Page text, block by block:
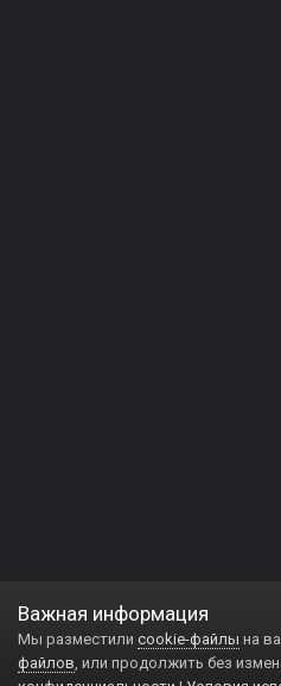
Важная информация
Мы разместили cookie-файлы на
файлов, или продолжить без